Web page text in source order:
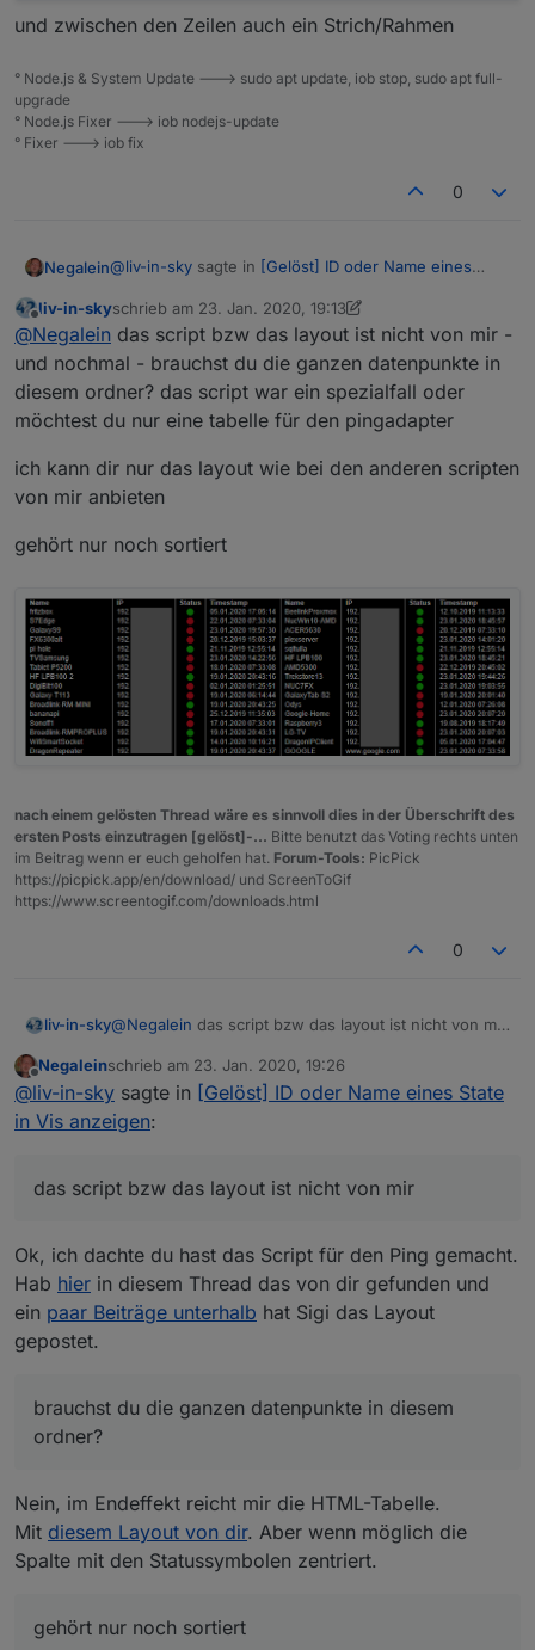
und zwischen den Zeilen auch ein Strich/Rahmen
° Node.js & System Update ---> sudo apt update, iob stop, sudo apt full-
upgrade
° Node.js Fixer ---> iob nodejs-update
° Fixer ---> iob fix
0
Negalein@liv-in-sky sagte in [Gelöst] ID oder Name eines
das script legt alle eingegebene geräte nochmal
als datenpunkte an
Das hab ich bereits.
obiges Script läuft schon.
Jetzt wäre es noch schön, wenn es so wie hier
und zwischen den Zeilen auch ein Strich/Rahmen
Offline
liv-in-skyschrieb am 23. Jan. 2020, 19:13
zuletzt editiert von liv-in-sky
@Negalein das script bzw das layout ist nicht von mir -
und nochmal - brauchst du die ganzen datenpunkte in
diesem ordner? das script war ein spezialfall oder
möchtest du nur eine tabelle für den pingadapter
ich kann dir nur das layout wie bei den anderen scripten
von mir anbieten
gehört nur noch sortiert
nach einem gelösten Thread wäre es sinnvoll dies in der Überschrift des
ersten Posts einzutragen [gelöst]-... Bitte benutzt das Voting rechts unten
im Beitrag wenn er euch geholfen hat. Forum-Tools: PicPick
https://picpick.app/en/download/ und ScreenToGif
https://www.screentogif.com/downloads.html
0
liv-in-sky@Negalein das script bzw das layout ist nicht von mir
in diesem ordner? das script war ein spezialfall oder
möchtest du nur eine tabelle für den pingadapter
ich kann dir nur das layout wie bei den anderen
scripten von mir anbieten
gehört nur noch sortiert
Offline
Negaleinschrieb am 23. Jan. 2020, 19:26
zuletzt editiert von
@liv-in-sky sagte in [Gelöst] ID oder Name eines State
in Vis anzeigen:
das script bzw das layout ist nicht von mir
Ok, ich dachte du hast das Script für den Ping gemacht.
Hab hier in diesem Thread das von dir gefunden und
ein paar Beiträge unterhalb hat Sigi das Layout
gepostet.
brauchst du die ganzen datenpunkte in diesem
ordner?
Nein, im Endeffekt reicht mir die HTML-Tabelle.
Mit diesem Layout von dir. Aber wenn möglich die
Spalte mit den Statussymbolen zentriert.
gehört nur noch sortiert